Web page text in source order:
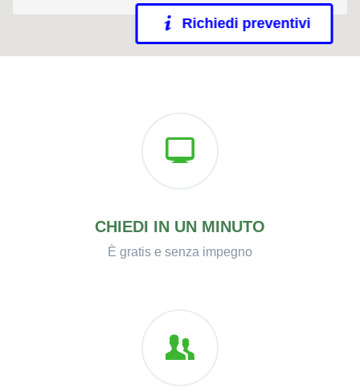
Richiedi preventivi
CHIEDI IN UN MINUTO
È gratis e senza impegno